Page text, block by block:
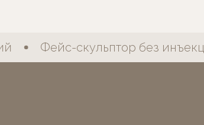
Фейс-скульптор без